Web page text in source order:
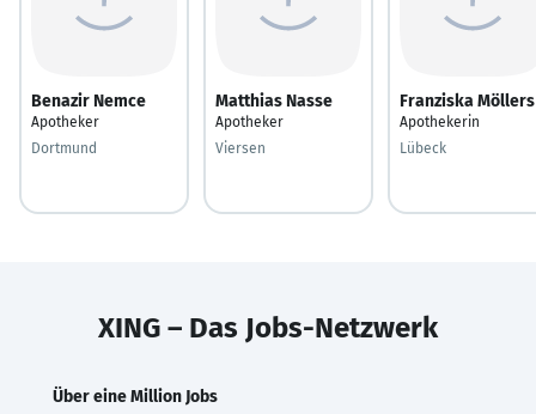
Benazir Nemce
Apotheker
Dortmund
Matthias Nasse
Apotheker
Viersen
Franziska Möllers
Apothekerin
Lübeck
XING – Das Jobs-Netzwerk
Über eine Million Jobs